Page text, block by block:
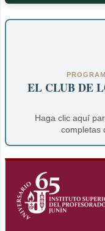
EL CLUB DE
Haga clic aquí
completas